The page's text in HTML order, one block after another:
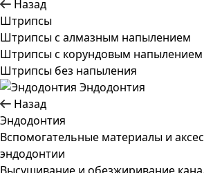
Назад
Штрипсы
Штрипсы c алмазным напылением
Штрипсы c корундовым напылением
Штрипсы без напыления
Эндодонтия
Назад
Эндодонтия
Вспомогательные материалы и
эндодонтии